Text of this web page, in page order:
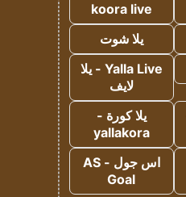
koora live
يلا شوت
Yalla Live - يلا
لايف
يلا كورة -
yallakora
اس جول - AS
Goal